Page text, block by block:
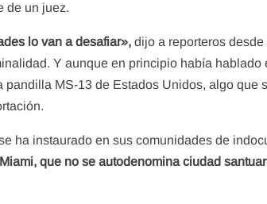
de un juez.
lo van a desafiar», dijo a reporteros
Y aunque en principio había
MS-13 de Estados Unidos, algo que
ha instaurado en sus comunidades de
que no se autodenomina ciudad